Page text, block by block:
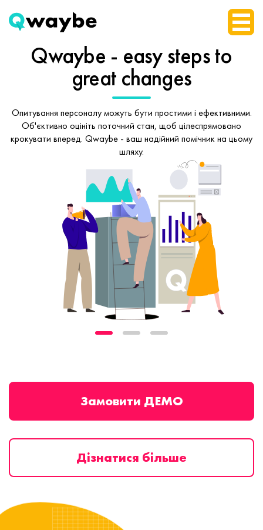
Qwaybe - easy stepsto
great changes
Опитування персоналу можуть бути простими і ефективними.
Об'єктивно оцініть поточний стан, щоб цілеспрямовано
крокувати вперед. Qwaybe - ваш надійний помічник на цьому
шляху.
Замовити ДЕМО
Дізнатися більше